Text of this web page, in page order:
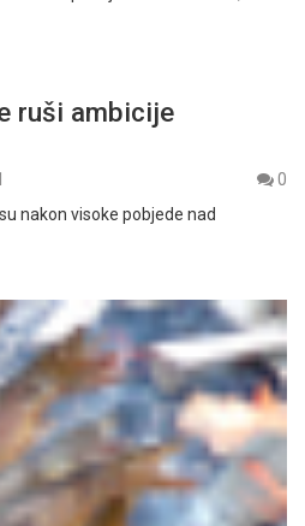
ruši ambicije
0
nakon visoke pobjede nad